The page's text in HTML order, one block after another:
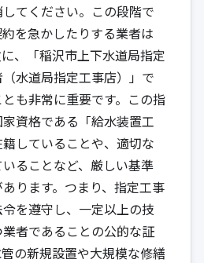
てください。この段階で
を急かしたりする業者は
、「稲沢市上下水道局指定
水道局指定工事店）」で
も非常に重要です。この指
資格である「給水装置工
していることや、適切な
ることなど、厳しい基準
ります。つまり、指定工事
を遵守し、一定以上の技
者であることの公的な証
の新規設置や大規模な修繕